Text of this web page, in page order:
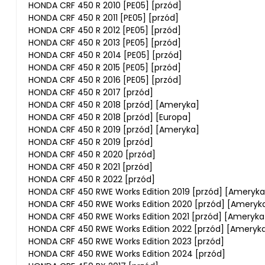
HONDA CRF 450 R 2010 [PE05] [przód]
HONDA CRF 450 R 2011 [PE05] [przód]
HONDA CRF 450 R 2012 [PE05] [przód]
HONDA CRF 450 R 2013 [PE05] [przód]
HONDA CRF 450 R 2014 [PE05] [przód]
HONDA CRF 450 R 2015 [PE05] [przód]
HONDA CRF 450 R 2016 [PE05] [przód]
HONDA CRF 450 R 2017 [przód]
HONDA CRF 450 R 2018 [przód] [Ameryka]
HONDA CRF 450 R 2018 [przód] [Europa]
HONDA CRF 450 R 2019 [przód] [Ameryka]
HONDA CRF 450 R 2019 [przód]
HONDA CRF 450 R 2020 [przód]
HONDA CRF 450 R 2021 [przód]
HONDA CRF 450 R 2022 [przód]
HONDA CRF 450 RWE Works Edition 2019 [przód]
HONDA CRF 450 RWE Works Edition 2020 [przód]
HONDA CRF 450 RWE Works Edition 2021 [przód]
HONDA CRF 450 RWE Works Edition 2022 [przód]
HONDA CRF 450 RWE Works Edition 2023 [przód]
HONDA CRF 450 RWE Works Edition 2024 [przód]